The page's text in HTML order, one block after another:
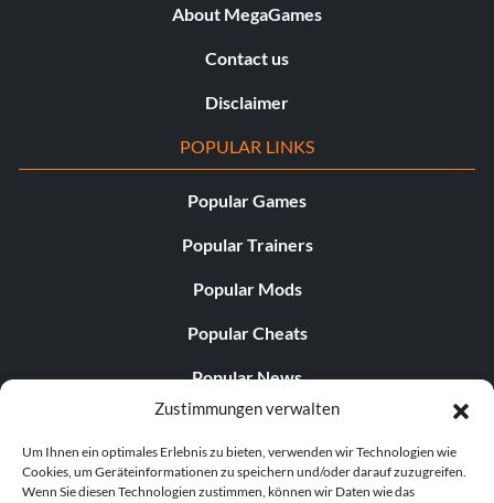
Zustimmungen verwalten
Um Ihnen ein optimales Erlebnis zu bieten, verwenden wir Technologien wie
Cookies, um Geräteinformationen zu speichern und/oder darauf zuzugreifen.
Wenn Sie diesen Technologien zustimmen, können wir Daten wie das
About MegaGames
Contact us
Disclaimer
POPULAR LINKS
Popular Games
Popular Trainers
Popular Mods
Popular Cheats
Popular News
Popular Editorials
Popular Free Games